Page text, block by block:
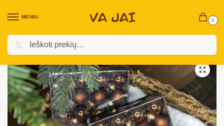
MENIU
0
Pradžia / Kalėdinės prekės